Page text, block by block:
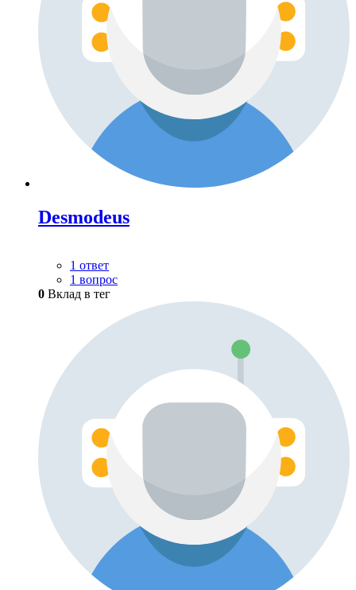
Desmodeus
1 ответ
1 вопрос
0 Вклад в тег